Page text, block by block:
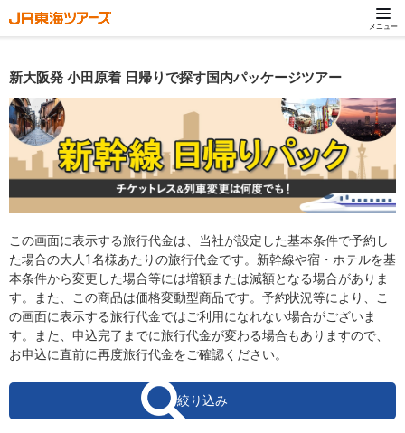
メニュー
新大阪発 小田原着 日帰りで探す国内パッケージツアー
この画面に表示する旅行代金は、当社が設定した基本条件で予約し
た場合の大人1名様あたりの旅行代金です。新幹線や宿・ホテルを基
本条件から変更した場合等には増額または減額となる場合がありま
す。また、この商品は価格変動型商品です。予約状況等により、こ
の画面に表示する旅行代金ではご利用になれない場合がございま
す。また、申込完了までに旅行代金が変わる場合もありますので、
お申込に直前に再度旅行代金をご確認ください。
絞り込み